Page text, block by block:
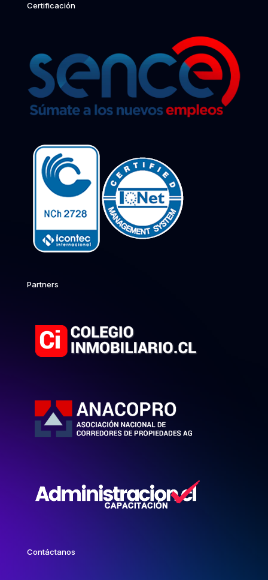
Certificación
Partners
Contáctanos